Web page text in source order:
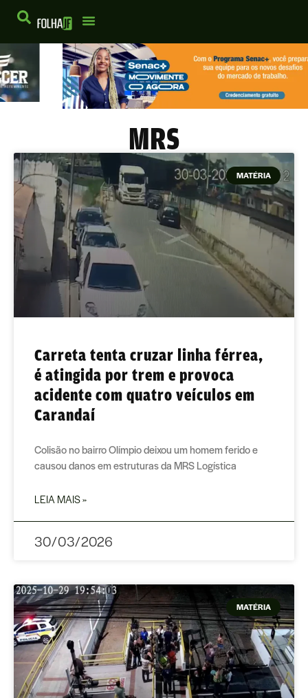
MRS
MATÉRIA
Carreta tenta cruzar linha férrea,
é atingida por trem e provoca
acidente com quatro veículos em
Carandaí
Colisão no bairro Olímpio deixou um homem ferido e
causou danos em estruturas da MRS Logística
LEIA MAIS »
30/03/2026
MATÉRIA